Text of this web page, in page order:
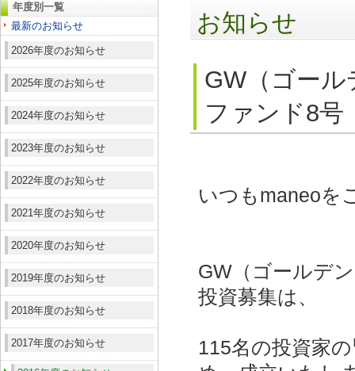
年度別一覧
最新のお知らせ
2026年度のお知らせ
2025年度のお知らせ
2024年度のお知らせ
2023年度のお知らせ
2022年度のお知らせ
2021年度のお知らせ
2020年度のお知らせ
2019年度のお知らせ
2018年度のお知らせ
2017年度のお知らせ
お知らせ
GW（ゴー
ファンド8号
いつもmaneoを
GW（ゴールデ
投資募集は、
115名の投資家